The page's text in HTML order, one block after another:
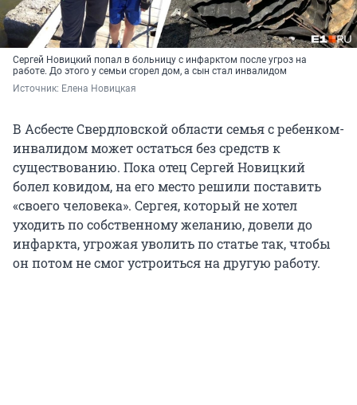
Сергей Новицкий попал в больницу с инфарктом после угроз на
работе. До этого у семьи сгорел дом, а сын стал инвалидом
Источник: Елена Новицкая
В Асбесте Свердловской области семья с ребенком-
инвалидом может остаться без средств к
существованию. Пока отец Сергей Новицкий
болел ковидом, на его место решили поставить
«своего человека». Сергея, который не хотел
уходить по собственному желанию, довели до
инфаркта, угрожая уволить по статье так, чтобы
он потом не смог устроиться на другую работу.